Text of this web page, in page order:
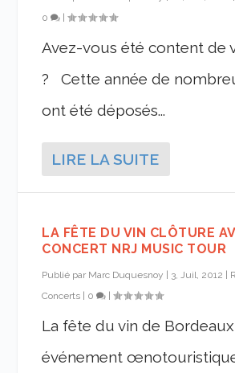
0
|
Avez-vous été content de
? Cette année de
ont été déposés...
LIRE LA SUITE
LA FÊTE DU VIN CLÔTURE
CONCERT NRJ MUSIC TOUR
Publié par Marc Duquesnoy | 3, Juil, 2012 |
Concerts | 0 |
La fête du vin de
événement